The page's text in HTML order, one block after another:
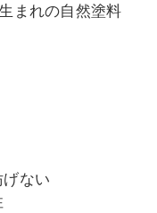
まれの自然塗料
ない